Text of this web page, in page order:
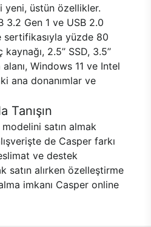
yeni, üstün özellikler.
3.2 Gen 1 ve USB 2.0
sertifikasıyla yüzde 80
2.5’’ SSD, 3.5’’
Windows 11 ve Intel
ana donanımlar ve
Tanışın
satın almak
de Casper farkı
ve destek
satın alırken özelleştirme
imkanı Casper online